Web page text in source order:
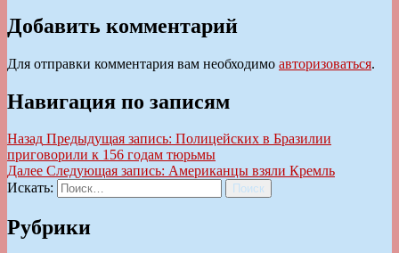
Добавить комментарий
Для отправки комментария вам необходимо авторизоваться.
Навигация по записям
Назад Предыдущая запись: Полицейских в Бразилии
приговорили к 156 годам тюрьмы
Далее Следующая запись: Американцы взяли Кремль
Искать:
Поиск
Рубрики